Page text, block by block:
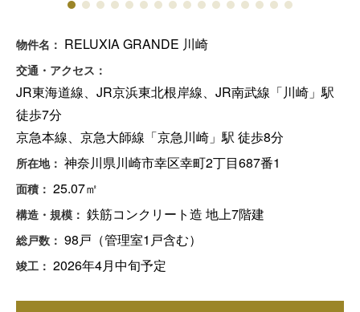
物件名： RELUXIA GRANDE 川崎
交通・アクセス：
JR東海道線、JR京浜東北根岸線、JR南武線「川崎」駅
徒歩7分
京急本線、京急大師線「京急川崎」駅 徒歩8分
所在地： 神奈川県川崎市幸区幸町2丁目687番1
面積： 25.07㎡
構造・規模： 鉄筋コンクリート造 地上7階建
総戸数： 98戸（管理室1戸含む）
竣工： 2026年4月中旬予定